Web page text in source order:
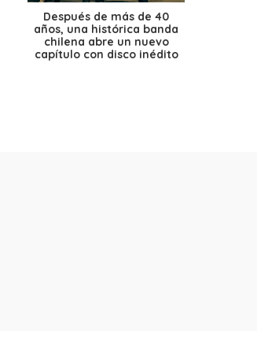
Después de más de 40
años, una histórica banda
chilena abre un nuevo
capítulo con disco inédito